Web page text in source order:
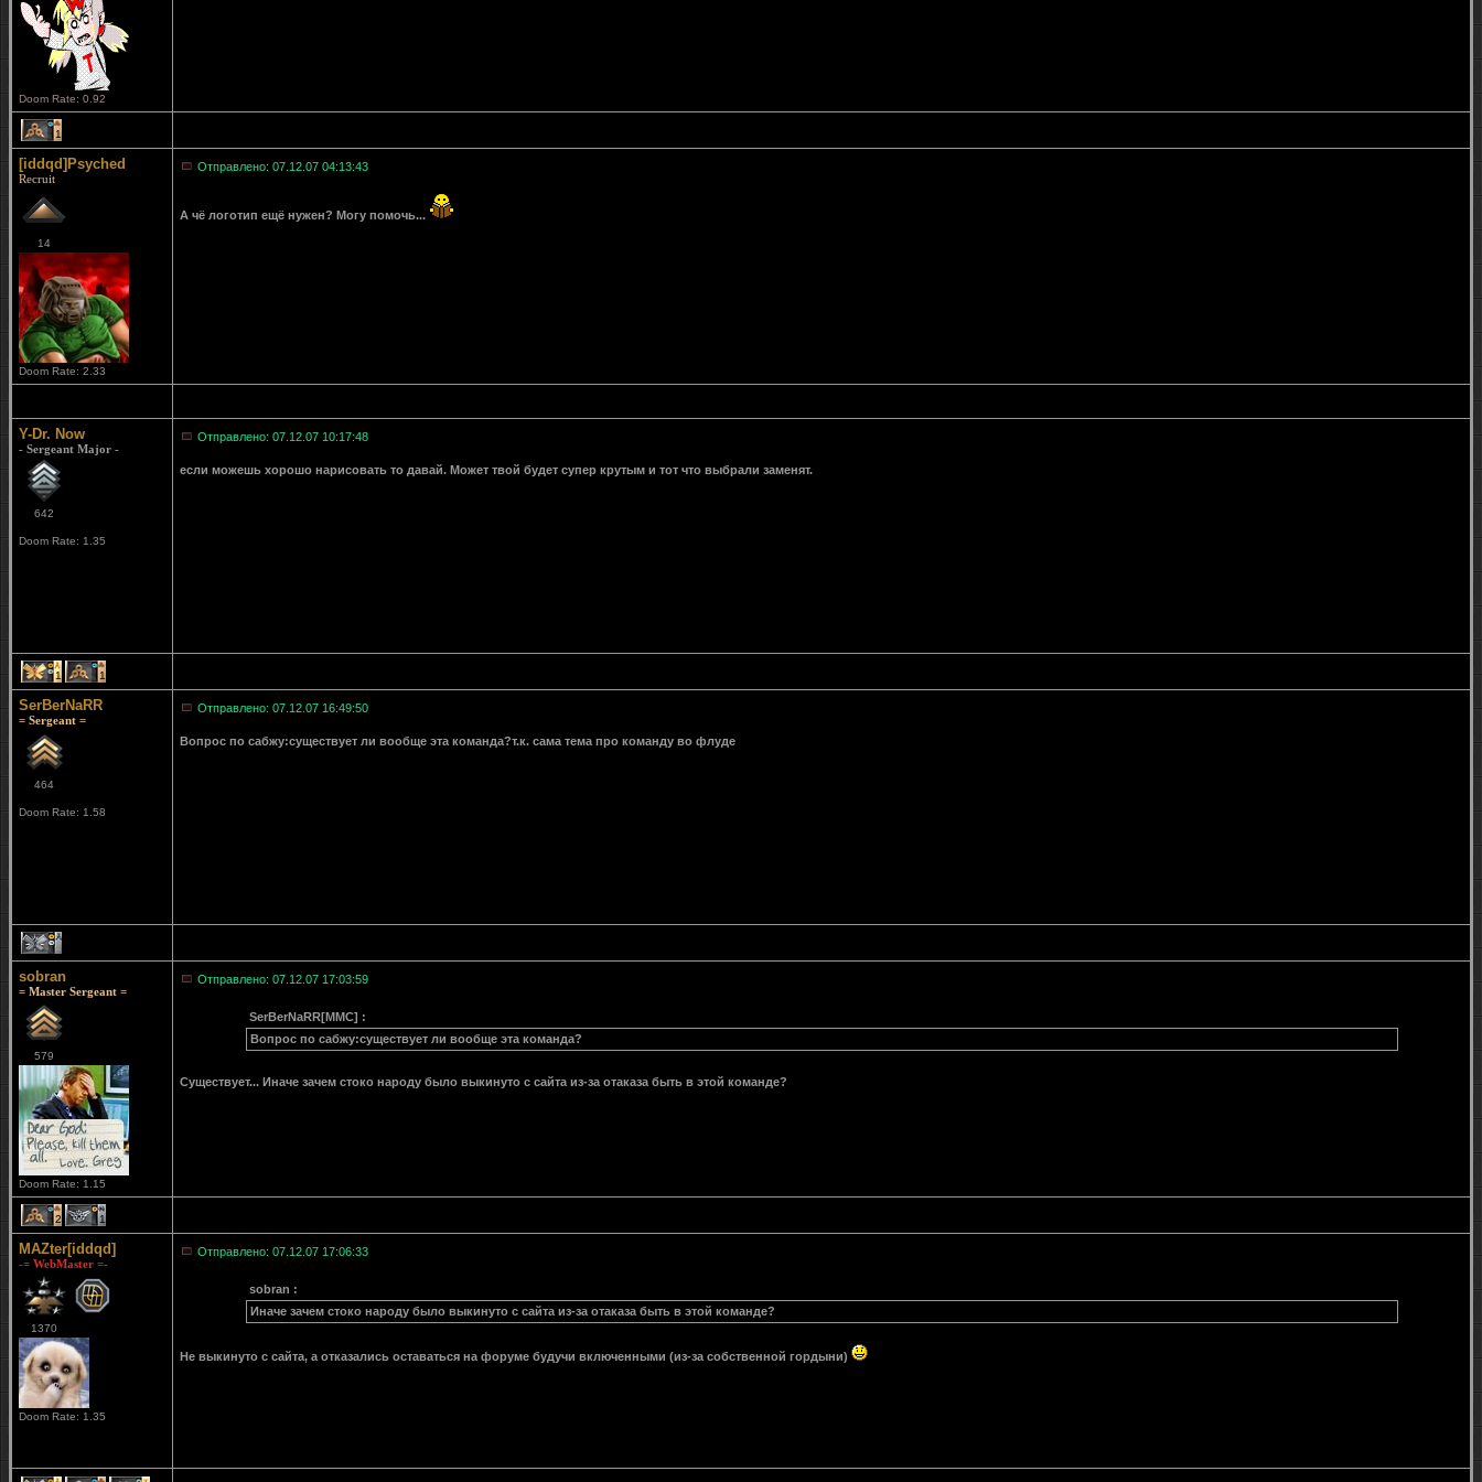
Doom Rate: 0.92
1
[iddqd]Psyched
Recruit
14
Doom Rate: 2.33
Отправлено: 07.12.07 04:13:43
А чё логотип ещё нужен? Могу помочь...
Y-Dr. Now
- Sergeant Major -
642
Doom Rate: 1.35
Отправлено: 07.12.07 10:17:48
если можешь хорошо нарисовать то давай. Может твой будет супер крутым и тот что выбрали заменят.
1 1
SerBerNaRR
= Sergeant =
464
Doom Rate: 1.58
Отправлено: 07.12.07 16:49:50
Вопрос по сабжу:существует ли вообще эта команда?т.к. сама тема про команду во флуде
1
sobran
= Master Sergeant =
579
Doom Rate: 1.15
Отправлено: 07.12.07 17:03:59
SerBerNaRR[MMC] :
Вопрос по сабжу:существует ли вообще эта команда?
Существует... Иначе зачем стоко народу было выкинуто с сайта из-за отаказа быть в этой команде?
2 1
MAZter[iddqd]
-= WebMaster =-
1370
Doom Rate: 1.35
Отправлено: 07.12.07 17:06:33
sobran :
Иначе зачем стоко народу было выкинуто с сайта из-за отаказа быть в этой команде?
Не выкинуто с сайта, а отказались оставаться на форуме будучи включенными (из-за собственной гордыни)